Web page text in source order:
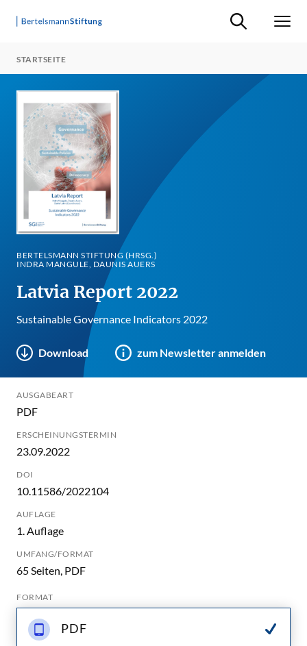
Suche ein-/
STARTSEITE
BERTELSMANN STIFTUNG (HRSG.)
INDRA MANGULE, DAUNIS AUERS
Latvia Report 2022
Sustainable Governance Indicators 2022
Download zum Newsletter anmelden
AUSGABEART
PDF
ERSCHEINUNGSTERMIN
23.09.2022
DOI
10.11586/2022104
AUFLAGE
1. Auflage
UMFANG/FORMAT
65 Seiten, PDF
FORMAT
PDF